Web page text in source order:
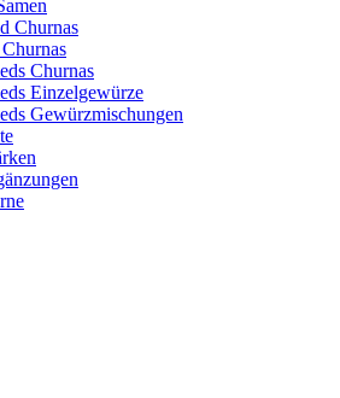
Churnas
Churnas
Einzelgewürze
Gewürzmischungen